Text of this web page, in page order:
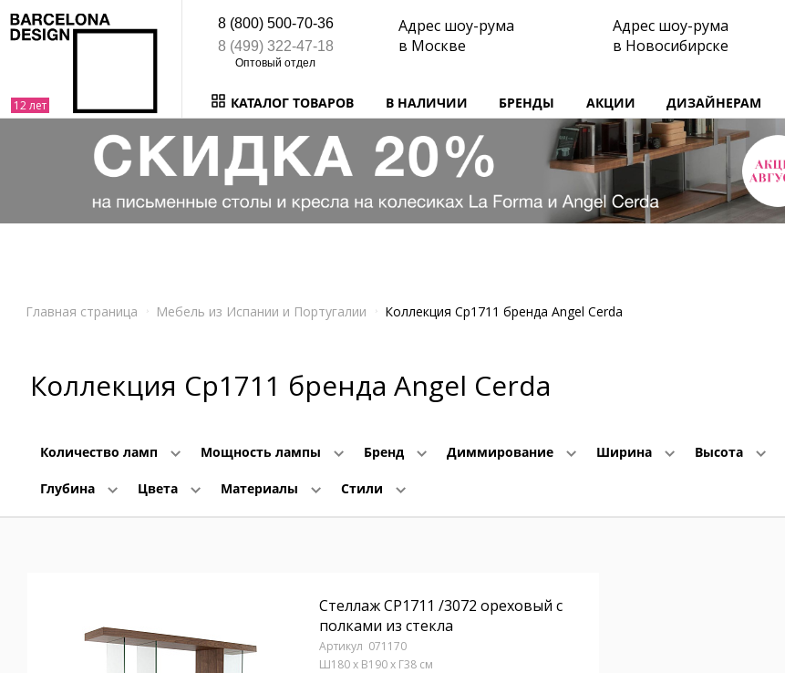
8 (800) 500-70-36
8 (499) 322-47-18
Адрес шоу-рума
в Москве
Адрес шоу-рума
в Новосибирске
КАТАЛОГ ТОВАРОВ В НАЛИЧИИ БРЕНДЫ АКЦИИ ДИЗАЙНЕРАМ
Главная страница Мебель из Испании и Португалии Коллекция Cp1711 бренда Angel Cerda
Коллекция Cp1711 бренда Angel Cerda
Количество ламп Мощность лампы Бренд Диммирование Ширина Высота
Глубина Цвета Материалы Стили
Стеллаж CP1711 /3072 ореховый с
полками из стекла
071170
Ш180 x В190 x Г38 см